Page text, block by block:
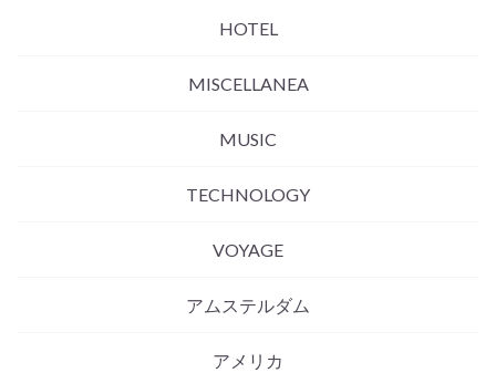
HOTEL
MISCELLANEA
MUSIC
TECHNOLOGY
VOYAGE
アムステルダム
アメリカ